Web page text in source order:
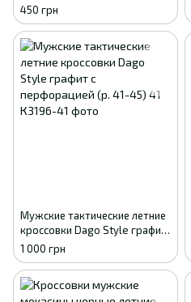
41-45) 41
450 грн
Мужские тактические летние
кроссовки Dago Style графит
с перфорацией (р. 41-45) 41
1 000 грн